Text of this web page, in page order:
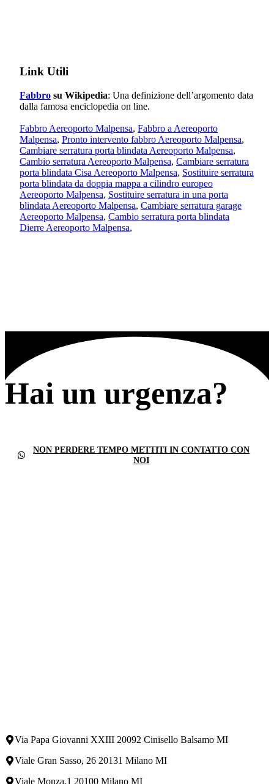
Link Utili
Fabbro su Wikipedia: Una definizione dell’argomento data
dalla famosa enciclopedia on line.
Fabbro Aereoporto Malpensa, Fabbro a Aereoporto
Malpensa, Pronto intervento fabbro Aereoporto Malpensa,
Cambiare serratura porta blindata Aereoporto Malpensa,
Cambio serratura Aereoporto Malpensa, Cambiare serratura
porta blindata Cisa Aereoporto Malpensa, Sostituire serratura
porta blindata da doppia mappa a cilindro europeo
Aereoporto Malpensa, Sostituire serratura in una porta
blindata Aereoporto Malpensa, Cambiare serratura garage
Aereoporto Malpensa, Cambio serratura porta blindata
Dierre Aereoporto Malpensa,
Hai un urgenza?
NON PERDERE TEMPO METTITI IN CONTATTO CON
NOI
Via Papa Giovanni XXIII 20092 Cinisello Balsamo MI
Viale Gran Sasso, 26 20131 Milano MI
Viale Monza,1 20100 Milano MI